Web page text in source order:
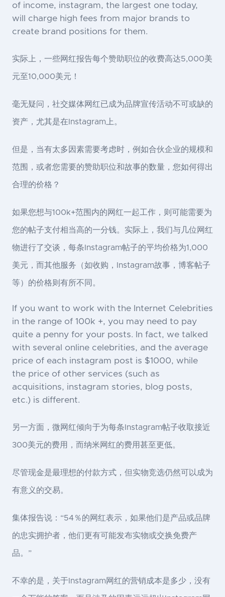
of income, instagram, the largest one today,
will charge high fees from major brands to
create brand positions for them.
实际上，一些网红报告每个赞助职位的收费高达5,000美
元至10,000美元！
毫无疑问，社交媒体网红已成为品牌宣传活动不可或缺的
资产，尤其是在Instagram上。
但是，当有太多因素需要考虑时，例如合伙企业的规模和
范围，或者您需要的赞助职位和故事的数量，您如何得出
合理的价格？
如果您想与100k+范围内的网红一起工作，则可能需要为
您的帖子支付相当高的一分钱。实际上，我们与几位网红
物进行了交谈，每条Instagram帖子的平均价格为1,000
美元，而其他服务（如收购，Instagram故事，博客帖子
等）的价格则有所不同。
If you want to work with the Internet Celebrities
in the range of 100k +, you may need to pay
quite a penny for your posts. In fact, we talked
with several online celebrities, and the average
price of each instagram post is $1000, while
the price of other services (such as
acquisitions, instagram stories, blog posts,
etc.) is different.
另一方面，微网红倾向于为每条Instagram帖子收取接近
300美元的费用，而纳米网红的费用甚至更低。
尽管现金是最理想的付款方式，但实物竞选仍然可以成为
有意义的交易。
集体报告说：“54％的网红表示，如果他们是产品或品牌
的忠实拥护者，他们更有可能发布实物或交换免费产
品。”
不幸的是，关于Instagram网红的营销成本是多少，没有